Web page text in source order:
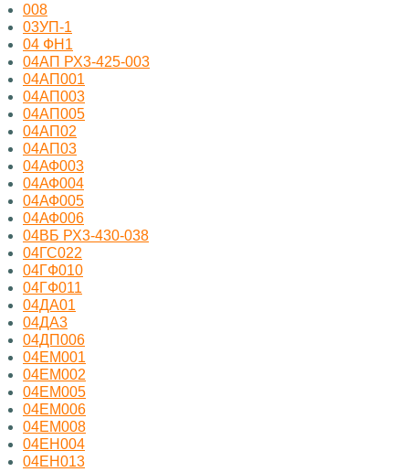
008
03УП-1
04 ФН1
04АП РХ3-425-003
04АП001
04АП003
04АП005
04АП02
04АП03
04АФ003
04АФ004
04АФ005
04АФ006
04ВБ РХ3-430-038
04ГС022
04ГФ010
04ГФ011
04ДА01
04ДА3
04ДП006
04ЕМ001
04ЕМ002
04ЕМ005
04ЕМ006
04ЕМ008
04ЕН004
04ЕН013